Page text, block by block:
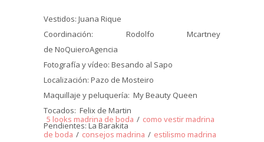
Vestidos: Juana Rique
Coordinación: Rodolfo Mcartney
de NoQuieroAgencia
Fotografía y vídeo: Besando al Sapo
Localización: Pazo de Mosteiro
Maquillaje y peluquería: My Beauty Queen
Tocados: Felix de Martin
Pendientes: La Barakita
5 looks madrina de boda / como vestir madrina
de boda / consejos madrina / estilismo madrina